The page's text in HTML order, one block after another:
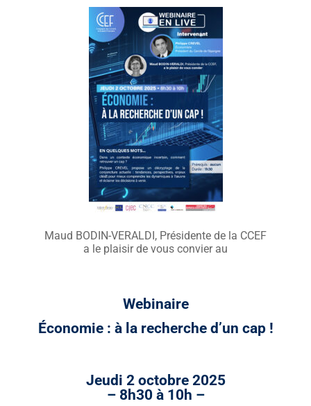
Maud BODIN-VERALDI, Présidente de la CCEF
a le plaisir de vous convier au
Webinaire
Économie : à la recherche d’un cap !
Jeudi 2 octobre 2025
– 8h30 à 10h –